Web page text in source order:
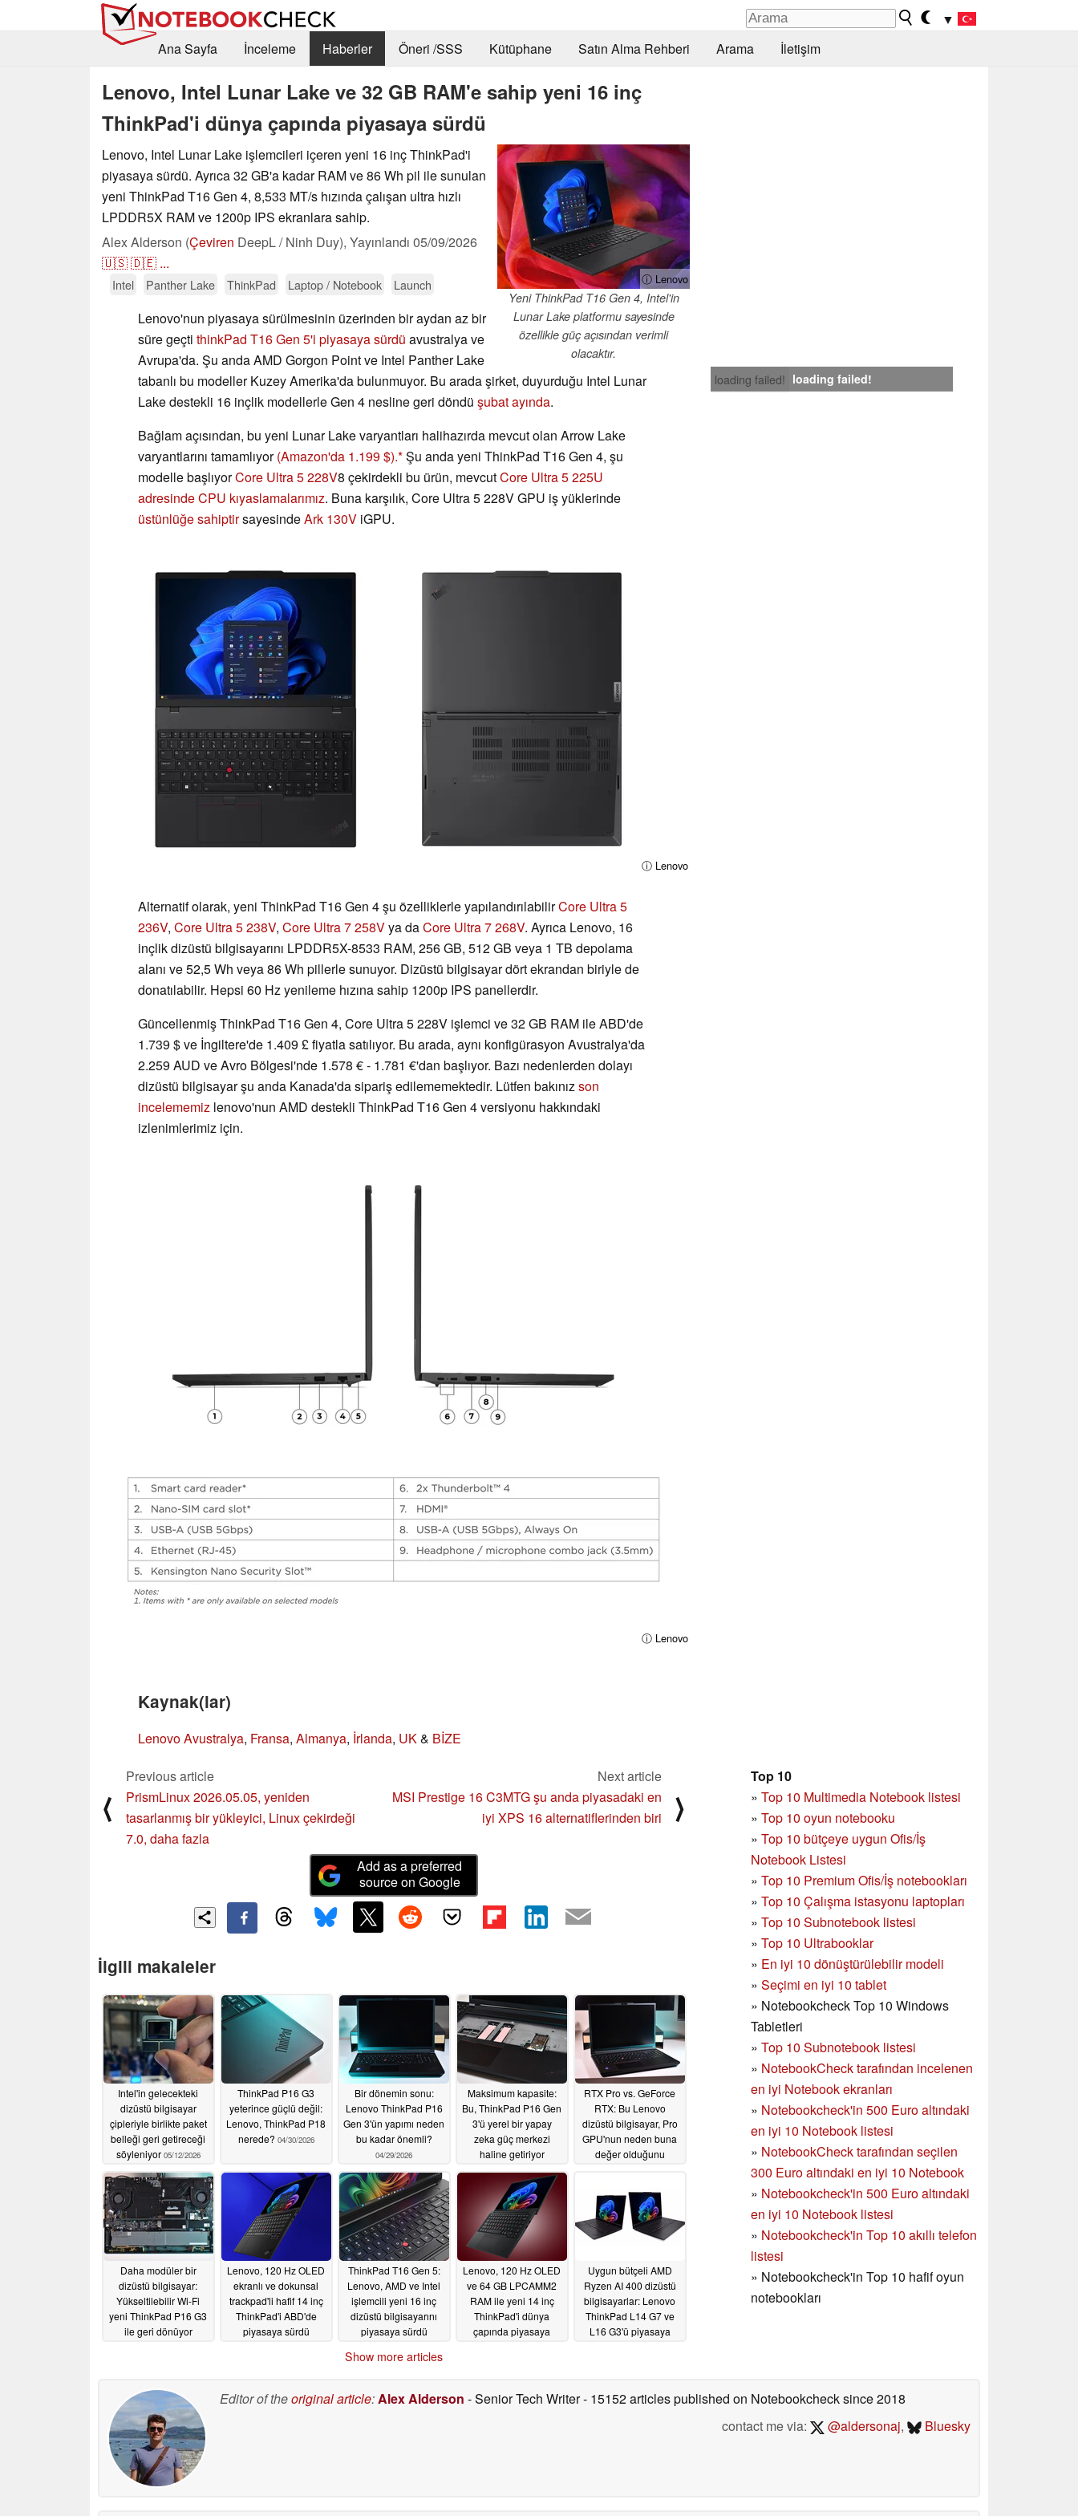
▼
Ana Sayfa
İnceleme Haberler Öneri /SSS Kütüphane Satın Alma Rehberi Arama İletişim
Lenovo, Intel Lunar Lake ve 32 GB RAM'e sahip yeni 16 inç
ThinkPad'i dünya çapında piyasaya sürdü
ⓘ Lenovo
Yeni ThinkPad T16 Gen 4, Intel'in
Lunar Lake platformu sayesinde
özellikle güç açısından verimli
olacaktır.
Lenovo, Intel Lunar Lake işlemcileri içeren yeni 16 inç ThinkPad'i
piyasaya sürdü. Ayrıca 32 GB'a kadar RAM ve 86 Wh pil ile sunulan
yeni ThinkPad T16 Gen 4, 8,533 MT/s hızında çalışan ultra hızlı
LPDDR5X RAM ve 1200p IPS ekranlara sahip.
Alex Alderson (Çeviren DeepL / Ninh Duy), Yayınlandı 05/09/2026
🇺🇸🇩🇪 ...
Intel Panther Lake ThinkPad Laptop / Notebook Launch
loading failed! loading failed!
Lenovo'nun piyasaya sürülmesinin üzerinden bir aydan az bir
süre geçti thinkPad T16 Gen 5'i piyasaya sürdü avustralya ve
Avrupa'da. Şu anda AMD Gorgon Point ve Intel Panther Lake
tabanlı bu modeller Kuzey Amerika'da bulunmuyor. Bu arada şirket, duyurduğu Intel Lunar
Lake destekli 16 inçlik modellerle Gen 4 nesline geri döndü şubat ayında.
Bağlam açısından, bu yeni Lunar Lake varyantları halihazırda mevcut olan Arrow Lake
varyantlarını tamamlıyor(Amazon'da 1.199 $). Şu anda yeni ThinkPad T16 Gen 4, şu
modelle başlıyorCore Ultra 5 228V8 çekirdekli bu ürün, mevcutCore Ultra 5 225U
adresinde CPU kıyaslamalarımız. Buna karşılık, Core Ultra 5 228V GPU iş yüklerinde
üstünlüğe sahiptirsayesindeArk 130V iGPU.
ⓘ Lenovo
Alternatif olarak, yeni ThinkPad T16 Gen 4 şu özelliklerle yapılandırılabilirCore Ultra 5
236V, Core Ultra 5 238V, Core Ultra 7 258Vya daCore Ultra 7 268V. Ayrıca Lenovo, 16
inçlik dizüstü bilgisayarını LPDDR5X-8533 RAM, 256 GB, 512 GB veya 1 TB depolama
alanı ve 52,5 Wh veya 86 Wh pillerle sunuyor. Dizüstü bilgisayar dört ekrandan biriyle de
donatılabilir. Hepsi 60 Hz yenileme hızına sahip 1200p IPS panellerdir.
Güncellenmiş ThinkPad T16 Gen 4, Core Ultra 5 228V işlemci ve 32 GB RAM ile ABD'de
1.739 $ ve İngiltere'de 1.409 £ fiyatla satılıyor. Bu arada, aynı konfigürasyon Avustralya'da
2.259 AUD ve Avro Bölgesi'nde 1.578 € - 1.781 €'dan başlıyor. Bazı nedenlerden dolayı
dizüstü bilgisayar şu anda Kanada'da sipariş edilememektedir. Lütfen bakınızson
incelememiz lenovo'nun AMD destekli ThinkPad T16 Gen 4 versiyonu hakkındaki
izlenimlerimiz için.
ⓘ Lenovo
Kaynak(lar)
Lenovo Avustralya, Fransa, Almanya, İrlanda, UK& BİZE
Top 10
» Top 10 Multimedia Notebook listesi
» Top 10 oyun notebooku
» Top 10 bütçeye uygun Ofis/İş
Notebook Listesi
» Top 10 Premium Ofis/İş notebookları
» Top 10 Çalışma istasyonu laptopları
» Top 10 Subnotebook listesi
» Top 10 Ultrabooklar
» En iyi 10 dönüştürülebilir modeli
» Seçimi en iyi 10 tablet
» Notebookcheck Top 10 Windows
Tabletleri
» Top 10 Subnotebook listesi
» NotebookCheck tarafından incelenen
en iyi Notebook ekranları
» Notebookcheck'in 500 Euro altındaki
en iyi 10 Notebook listesi
» NotebookCheck tarafından seçilen
300 Euro altındaki en iyi 10 Notebook
» Notebookcheck'in 500 Euro altındaki
en iyi 10 Notebook listesi
» Notebookcheck'in Top 10 akıllı telefon
listesi
» Notebookcheck'in Top 10 hafif oyun
notebookları
⟨
Previous article
PrismLinux 2026.05.05, yeniden
tasarlanmış bir yükleyici, Linux çekirdeği
7.0, daha fazla
Next article
MSI Prestige 16 C3MTG şu anda piyasadaki en
iyi XPS 16 alternatiflerinden biri
⟩
Add as a preferred
source on Google
İlgili makaleler
Intel'in gelecekteki
dizüstü bilgisayar
çipleriyle birlikte paket
belleği geri getireceği
söyleniyor 05/12/2026
ThinkPad P16 G3
yeterince güçlü değil:
Lenovo, ThinkPad P18
nerede? 04/30/2026
Bir dönemin sonu:
Lenovo ThinkPad P16
Gen 3'ün yapımı neden
bu kadar önemli?
04/29/2026
Maksimum kapasite:
Bu, ThinkPad P16 Gen
3'ü yerel bir yapay
zeka güç merkezi
haline getiriyor
04/27/2026
RTX Pro vs. GeForce
RTX: Bu Lenovo
dizüstü bilgisayar, Pro
GPU'nun neden buna
değer olduğunu
Daha modüler bir
dizüstü bilgisayar:
Yükseltilebilir Wi-Fi
yeni ThinkPad P16 G3
ile geri dönüyor
Lenovo, 120 Hz OLED
ekranlı ve dokunsal
trackpad'li hafif 14 inç
ThinkPad'i ABD'de
piyasaya sürdü
ThinkPad T16 Gen 5:
Lenovo, AMD ve Intel
işlemcili yeni 16 inç
dizüstü bilgisayarını
piyasaya sürdü
Lenovo, 120 Hz OLED
ve 64 GB LPCAMM2
RAM ile yeni 14 inç
ThinkPad'i dünya
çapında piyasaya
Uygun bütçeli AMD
Ryzen AI 400 dizüstü
bilgisayarlar: Lenovo
ThinkPad L14 G7 ve
L16 G3'ü piyasaya
Show more articles
Editor of theoriginal article:Alex Alderson - Senior Tech Writer- 15152 articles published on Notebookchecksince 2018
contact me via:
@aldersonaj, Bluesky